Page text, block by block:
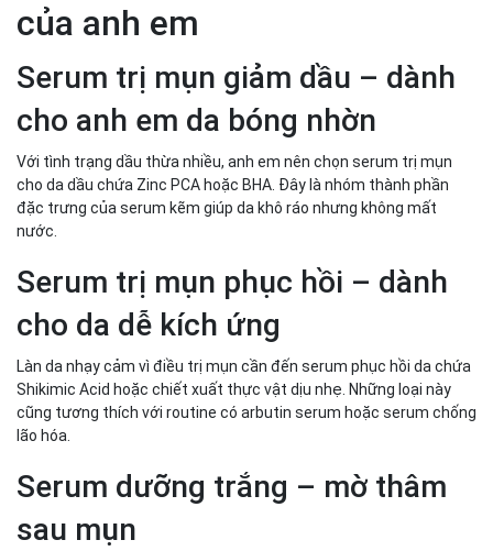
của anh em
Serum trị mụn giảm dầu – dành
cho anh em da bóng nhờn
Với tình trạng dầu thừa nhiều, anh em nên chọn serum trị mụn
cho da dầu chứa Zinc PCA hoặc BHA. Đây là nhóm thành phần
đặc trưng của serum kẽm giúp da khô ráo nhưng không mất
nước.
Serum trị mụn phục hồi – dành
cho da dễ kích ứng
Làn da nhạy cảm vì điều trị mụn cần đến serum phục hồi da chứa
Shikimic Acid hoặc chiết xuất thực vật dịu nhẹ. Những loại này
cũng tương thích với routine có arbutin serum hoặc serum chống
lão hóa.
Serum dưỡng trắng – mờ thâm
sau mụn